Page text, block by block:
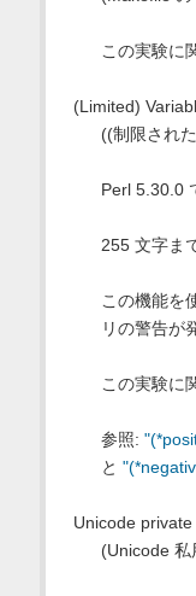
この実験に
(Limited)
((制限され
Perl 5.30.0
255 文字ま
この機能を
リの警告が
この実験に
参照:
と
Unicode
(Unicode 私